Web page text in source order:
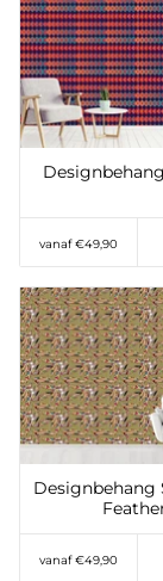
vanaf €49,90
Designbehang
vanaf €49,90